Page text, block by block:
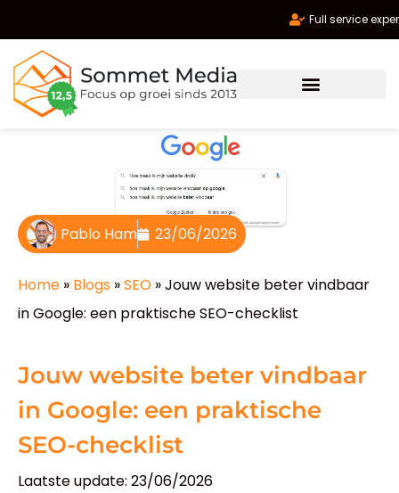
Pablo Ham 23/06/2026
Home » Blogs »SEO »Jouw website beter vindbaar
in Google: een praktische SEO-checklist
Jouw website beter vindbaar
in Google: een praktische
SEO-checklist
Laatste update: 23/06/2026